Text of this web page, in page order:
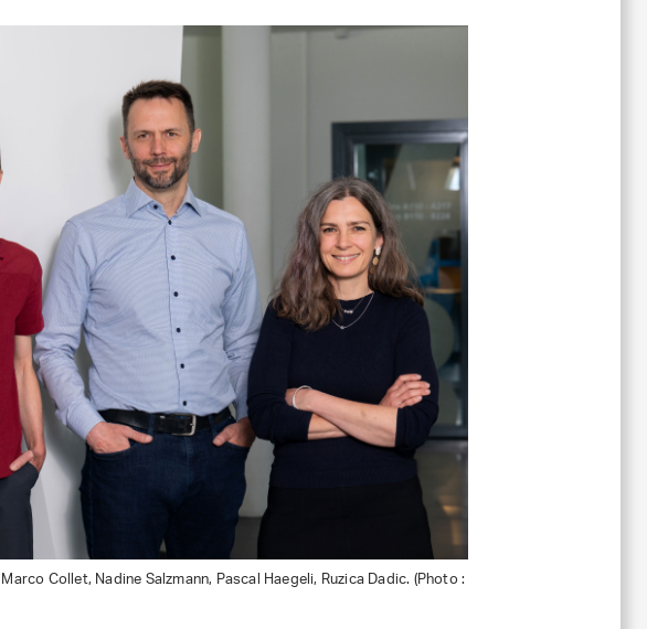
Collet, Nadine Salzmann, Pascal Haegeli, Ruzica Dadic. (Photo :